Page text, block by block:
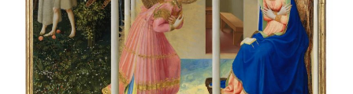
Prado”
invita
descubrir